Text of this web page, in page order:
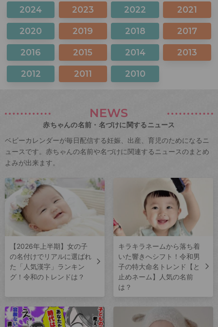
2024 2023 2022 2021
2020 2019 2018 2017
2016 2015 2014 2013
2012 2011 2010
NEWS
赤ちゃんの名前・名づけに関するニュース
ベビーカレンダーが毎日配信する妊娠、出産、育児のためになるニ
ュースです。赤ちゃんの名前や名づけに関連するニュースのまとめ
よみが出来ます。
【2026年上半期】女の子
の名付けでリアルに選ばれ
た「人気漢字」ランキン
グ！令和のトレンドは？
キラキラネームから落ち着
いた響きへシフト！令和男
子の特大命名トレンド【と
止めネーム】人気の名前
は？